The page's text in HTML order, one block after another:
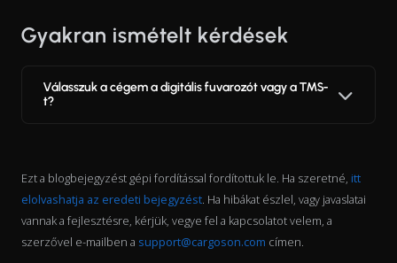
Gyakran ismételt kérdések
Válasszuk a cégem a digitális fuvarozót vagy a TMS-
t?
Ezt a blogbejegyzést gépi fordítással fordítottuk le. Ha szeretné, itt
elolvashatja az eredeti bejegyzést. Ha hibákat észlel, vagy javaslatai
vannak a fejlesztésre, kérjük, vegye fel a kapcsolatot velem, a
szerzővel e-mailben a support@cargoson.com címen.